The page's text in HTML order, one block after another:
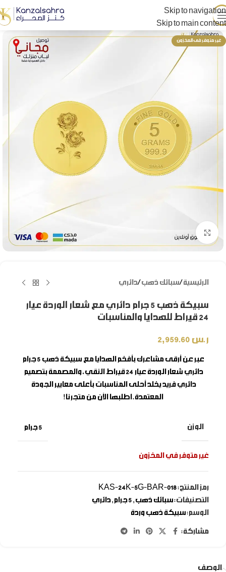
Skip to navigation
Skip to main content
غير متوفر فى المخزون
الرئيسية /سبائك ذهب /دائري
سبيكة ذهب 5 جرام دائري مع شعار الوردة عيار
24 قيراط للهدايا والمناسبات
ر.س
عبر عن أرقى مشاعرك بأفخم الهدايا مع
سبيكة ذهب 5 جرام
دائري شعار الوردة
عيار 24 قيراط النقي، والمصممة بتصميم
دائري فريد يخلد أحلى المناسبات بأعلى معايير الجودة
المعتمدة. اطلبها الآن من متجرنا!
الوزن 5 جرام
غير متوفر في المخزون
رمز المنتج:KAS-24K-5G-BAR-018
التصنيفات:سبائك ذهب , 5 جرام , دائري
الوسم:سبيكة ذهب وردة
مشاركة:
الوصف